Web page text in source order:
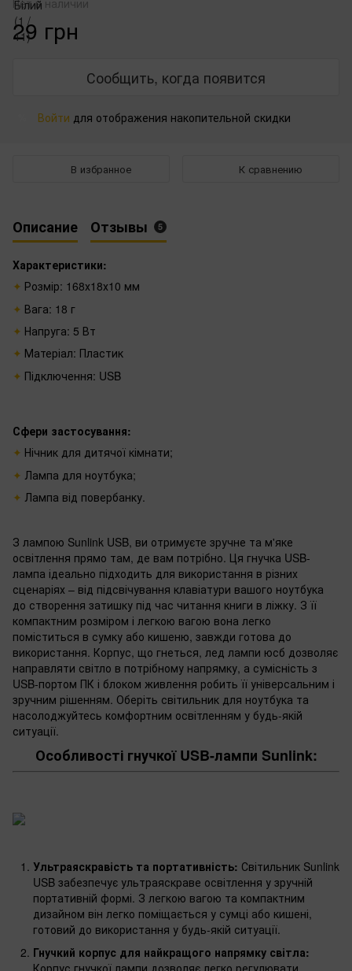
Нет в наличии
29 грн
Сообщить, когда появится
Войти для отображения накопительной скидки
В избранное К сравнению
Описание Отзывы 5
Характеристики:
Розмір: 168х18х10 мм
Вага: 18 г
Напруга: 5 Вт
Матеріал: Пластик
Підключення: USB
Сфери застосування:
Нічник для дитячої кімнати;
Лампа для ноутбука;
Лампа від повербанку.
З лампою Sunlink USB, ви отримуєте зручне та м'яке
освітлення прямо там, де вам потрібно. Ця гнучка USB-
лампа ідеально підходить для використання в різних
сценаріях – від підсвічування клавіатури вашого ноутбука
до створення затишку під час читання книги в ліжку. З її
компактним розміром і легкою вагою вона легко
поміститься в сумку або кишеню, завжди готова до
використання. Корпус, що гнеться, лед лампи юсб дозволяє
направляти світло в потрібному напрямку, а сумісність з
USB-портом ПК і блоком живлення робить її універсальним і
зручним рішенням. Оберіть світильник для ноутбука та
насолоджуйтесь комфортним освітленням у будь-якій
ситуації.
Особливості гнучкої USB-лампи Sunlink:
Ультраяскравість та портативність: Світильник Sunlink
USB забезпечує ультраяскраве освітлення у зручній
портативній формі. З легкою вагою та компактним
дизайном він легко поміщається у сумці або кишені,
готовий до використання у будь-якій ситуації.
Гнучкий корпус для найкращого напрямку світла:
Корпус гнучкої лампи дозволяє легко регулювати